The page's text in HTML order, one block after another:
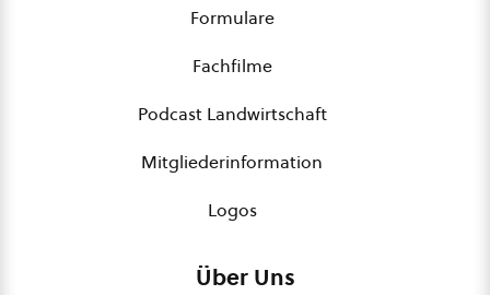
Formulare
Fachfilme
Podcast Landwirtschaft
Mitgliederinformation
Logos
Über Uns